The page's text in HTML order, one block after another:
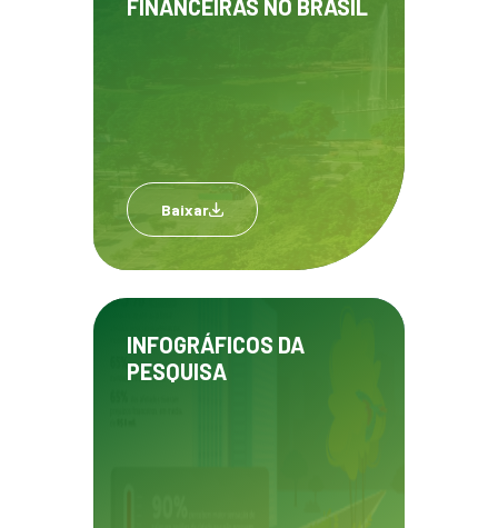
FINANCEIRAS NO BRASIL
Baixar
INFOGRÁFICOS DA
PESQUISA